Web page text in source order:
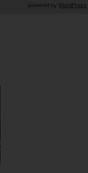
powered by WordPress